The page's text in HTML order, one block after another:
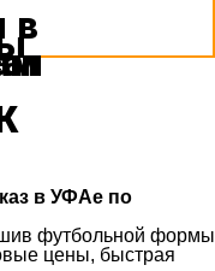
в УФАе по
футбольной формы
цены, быстрая